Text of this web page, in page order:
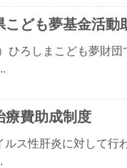
こども夢基金活動
）ひろしまこども夢財
療費助成制度
ルス性肝炎に対して行